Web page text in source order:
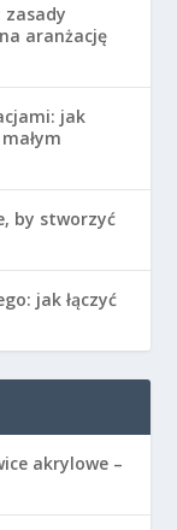
zasady
aranżację
jak
by stworzyć
jak łączyć
akrylowe –